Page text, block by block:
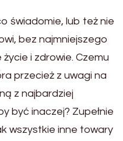
świadomie, lub też nie
bez najmniejszego
i zdrowie. Czemu
przecież z uwagi na
z najbardziej
być inaczej? Zupełnie
wszystkie inne towary